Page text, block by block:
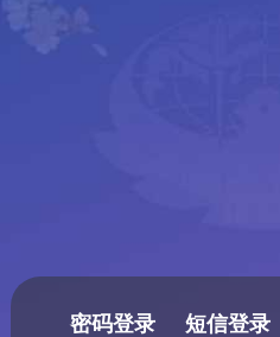
密码登录 短信登录